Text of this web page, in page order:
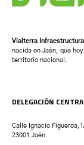
Vialterra
nacida en Jaén, que
territorio nacional.
DELEGACIÓN
Calle Ignacio
23001 Jaén